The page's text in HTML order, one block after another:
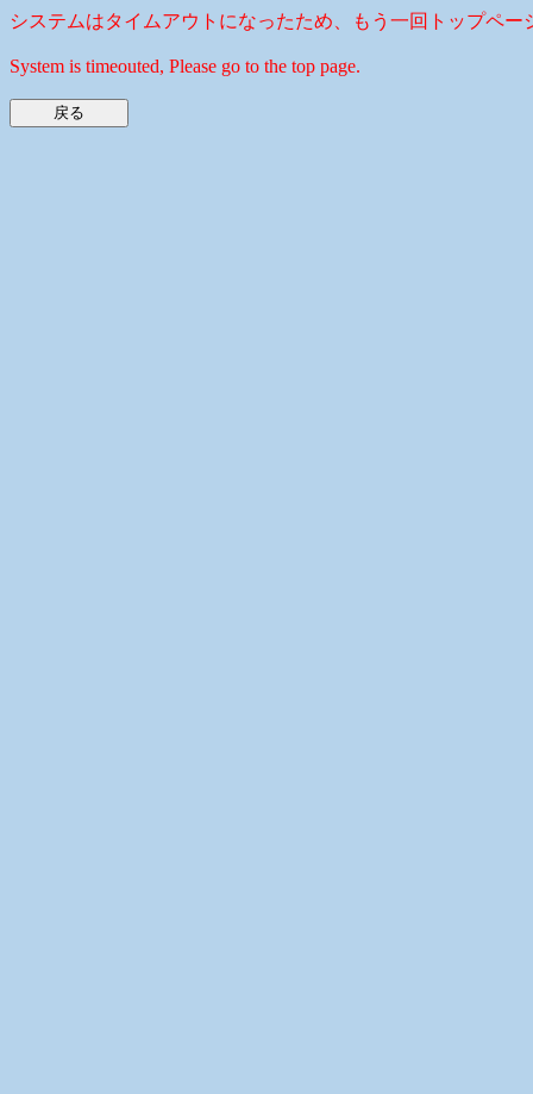
システムはタイムアウトになったため、もう一回トップペー
System is timeouted, Please go to the top page.